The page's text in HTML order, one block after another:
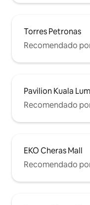
Torres Petronas
Recomendado
Pavilion Kuala
Recomendado
EKO Cheras Mall
Recomendado